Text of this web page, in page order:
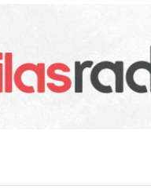
Y AVANZAN HACIA LA